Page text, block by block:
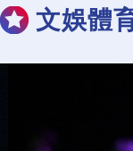
【新質生産力】未來
【新質生産力】“迪
【新質生産力】用
【新質生産力】人
文娛體